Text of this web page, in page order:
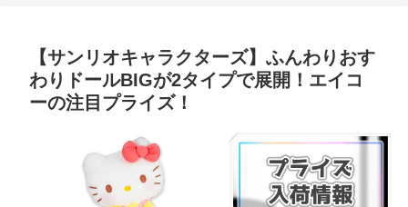
【サンリオキャラクターズ】ふんわりおす
わりドールBIGが2タイプで展開！エイコ
ーの注目プライズ！